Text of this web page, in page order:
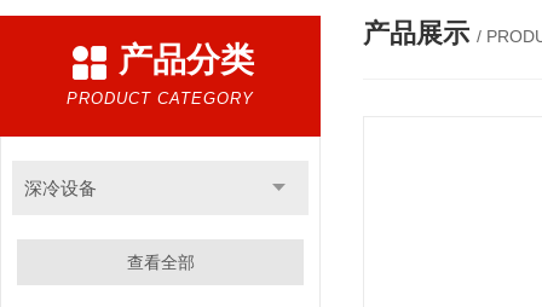
产品分类
PRODUCT CATEGORY
深冷设备
查看全部
产品展示 /